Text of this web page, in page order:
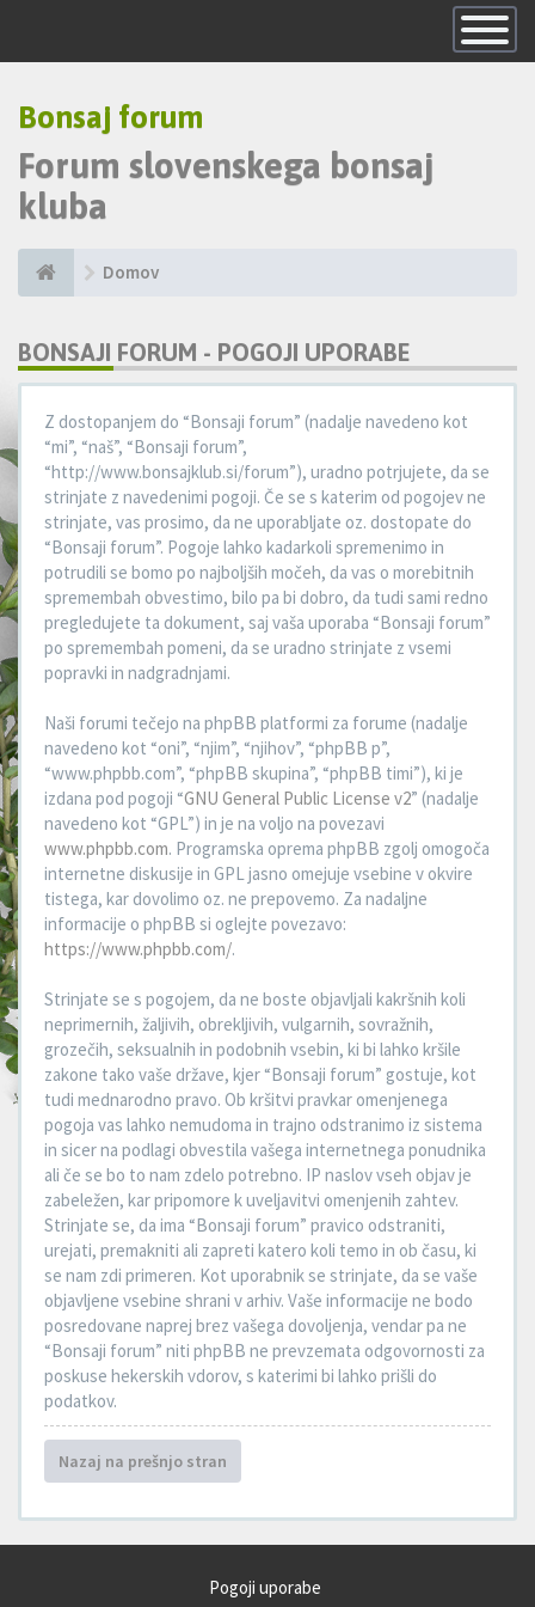
Skrij
navigacijo
Bonsaj forum
Forum slovenskega bonsaj
kluba
Domov
BONSAJI FORUM - POGOJI UPORABE
Z dostopanjem do “Bonsaji forum” (nadalje navedeno kot
“mi”, “naš”, “Bonsaji forum”,
“http://www.bonsajklub.si/forum”), uradno potrjujete, da se
strinjate z navedenimi pogoji. Če se s katerim od pogojev ne
strinjate, vas prosimo, da ne uporabljate oz. dostopate do
“Bonsaji forum”. Pogoje lahko kadarkoli spremenimo in
potrudili se bomo po najboljših močeh, da vas o morebitnih
spremembah obvestimo, bilo pa bi dobro, da tudi sami redno
pregledujete ta dokument, saj vaša uporaba “Bonsaji forum”
po spremembah pomeni, da se uradno strinjate z vsemi
popravki in nadgradnjami.
Naši forumi tečejo na phpBB platformi za forume (nadalje
navedeno kot “oni”, “njim”, “njihov”, “phpBB p”,
“www.phpbb.com”, “phpBB skupina”, “phpBB timi”), ki je
izdana pod pogoji “GNU General Public License v2” (nadalje
navedeno kot “GPL”) in je na voljo na povezavi
www.phpbb.com. Programska oprema phpBB zgolj omogoča
internetne diskusije in GPL jasno omejuje vsebine v okvire
tistega, kar dovolimo oz. ne prepovemo. Za nadaljne
informacije o phpBB si oglejte povezavo:
https://www.phpbb.com/.
Strinjate se s pogojem, da ne boste objavljali kakršnih koli
neprimernih, žaljivih, obrekljivih, vulgarnih, sovražnih,
grozečih, seksualnih in podobnih vsebin, ki bi lahko kršile
zakone tako vaše države, kjer “Bonsaji forum” gostuje, kot
tudi mednarodno pravo. Ob kršitvi pravkar omenjenega
pogoja vas lahko nemudoma in trajno odstranimo iz sistema
in sicer na podlagi obvestila vašega internetnega ponudnika
ali če se bo to nam zdelo potrebno. IP naslov vseh objav je
zabeležen, kar pripomore k uveljavitvi omenjenih zahtev.
Strinjate se, da ima “Bonsaji forum” pravico odstraniti,
urejati, premakniti ali zapreti katero koli temo in ob času, ki
se nam zdi primeren. Kot uporabnik se strinjate, da se vaše
objavljene vsebine shrani v arhiv. Vaše informacije ne bodo
posredovane naprej brez vašega dovoljenja, vendar pa ne
“Bonsaji forum” niti phpBB ne prevzemata odgovornosti za
poskuse hekerskih vdorov, s katerimi bi lahko prišli do
podatkov.
Nazaj na prešnjo stran
Pogoji uporabe